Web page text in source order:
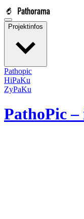
Projektinfos
Pathopic
HiPaKu
ZyPaKu
PathoPic –